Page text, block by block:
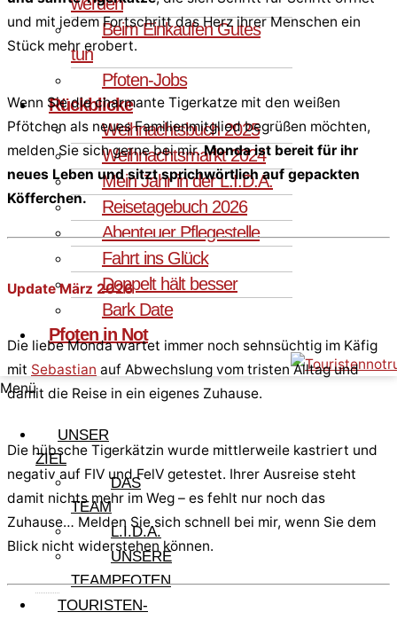
Beim Einkaufen Gutes
tun
Pfoten-Jobs
Rückblicke
Weihnachtsbuch 2025
Weihnachtsmarkt 2024
Mein Jahr in der L.I.D.A.
Reisetagebuch 2026
Abenteuer Pflegestelle
Fahrt ins Glück
Doppelt hält besser
Bark Date
Pfoten in Not
Menü
UNSER
ZIEL
DAS
TEAM
L.I.D.A.
UNSERE
TEAMPFOTEN
TOURISTEN-
und mit jedem Fortschritt das Herz ihrer Menschen ein
Stück mehr erobert.
Wenn Sie die charmante Tigerkatze mit den weißen
Pfötchen als neues Familienmitglied begrüßen möchten,
melden Sie sich gerne bei mir.Monda ist bereit für ihr
neues Leben und sitzt sprichwörtlich auf gepackten
Köfferchen.
Update März 2026
Die liebe Monda wartet immer noch sehnsüchtig im Käfig
mit Sebastian auf Abwechslung vom tristen Alltag und
damit die Reise in ein eigenes Zuhause.
Die hübsche Tigerkätzin wurde mittlerweile kastriert und
negativ auf FIV und FelV getestet. Ihrer Ausreise steht
damit nichts mehr im Weg – es fehlt nur noch das
Zuhause… Melden Sie sich schnell bei mir, wenn Sie dem
Blick nicht widerstehen können.